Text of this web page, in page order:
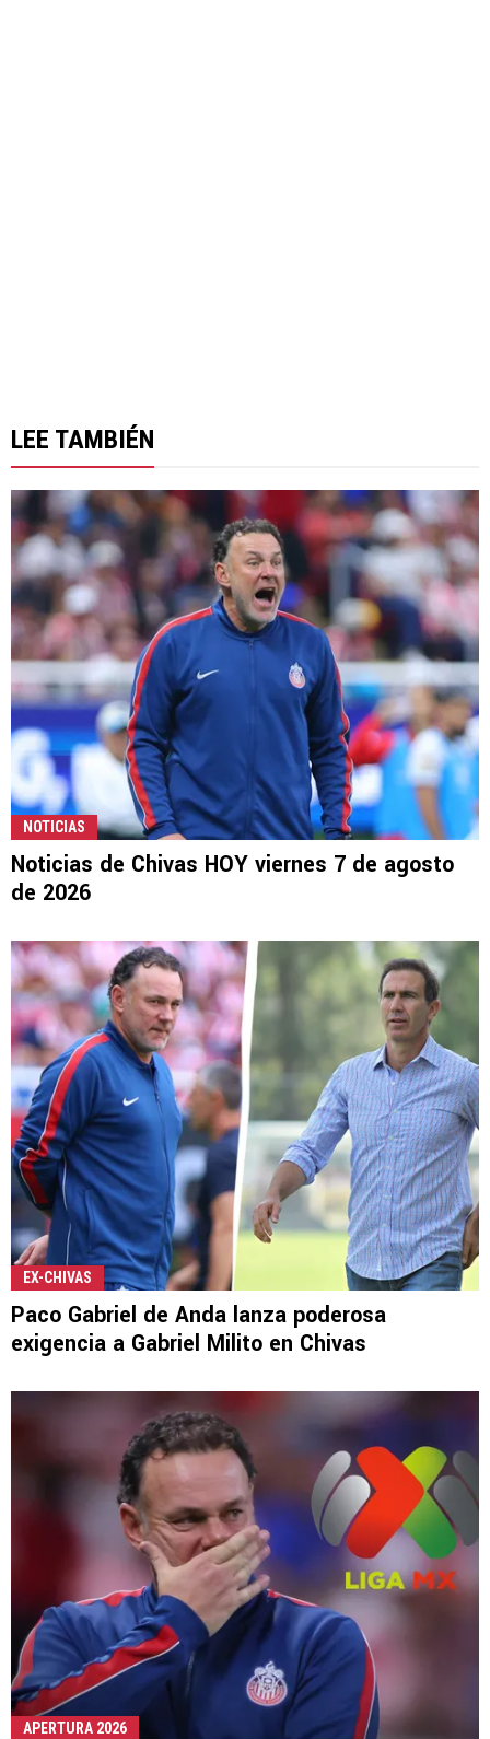
LEE TAMBIÉN
NOTICIAS
Noticias de Chivas HOY viernes 7 de agosto
de 2026
EX-CHIVAS
Paco Gabriel de Anda lanza poderosa
exigencia a Gabriel Milito en Chivas
APERTURA 2026